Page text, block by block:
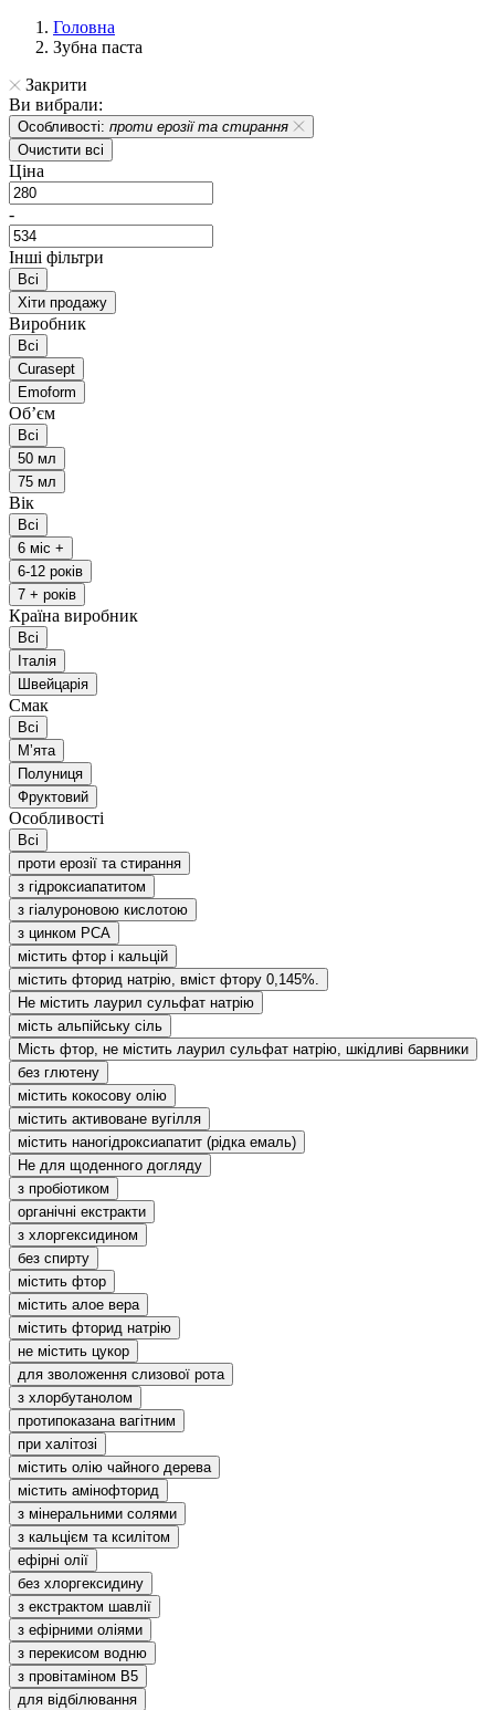
Головна
Зубна паста
Закрити
Ви вибрали:
Особливості: проти ерозії та стирання
Очистити всі
Ціна
-
Інші фільтри
Всі
Хіти продажу
Виробник
Всі
Curasept
Emoform
Обʼєм
Всі
50 мл
75 мл
Вік
Всі
6 міс +
6-12 років
7 + років
Країна виробник
Всі
Італія
Швейцарія
Смак
Всі
Мʼята
Полуниця
Фруктовий
Особливості
Всі
проти ерозії та стирання
з гідроксиапатитом
з гіалуроновою кислотою
з цинком РСА
містить фтор і кальцій
містить фторид натрію, вміст фтору 0,145%.
Не містить лаурил сульфат натрію
мість альпійську сіль
Мість фтор, не містить лаурил сульфат натрію, шкідливі барвники
без глютену
містить кокосову олію
містить активоване вугілля
містить наногідроксиапатит (рідка емаль)
Не для щоденного догляду
з пробіотиком
органічні екстракти
з хлоргексидином
без спирту
містить фтор
містить алое вера
містить фторид натрію
не містить цукор
для зволоження слизової рота
з хлорбутанолом
протипоказана вагітним
при халітозі
містить олію чайного дерева
містить амінофторид
з мінеральними солями
з кальцієм та ксилітом
ефірні олії
без хлоргексидину
з екстрактом шавлії
з ефірними оліями
з перекисом водню
з провітаміном В5
для відбілювання